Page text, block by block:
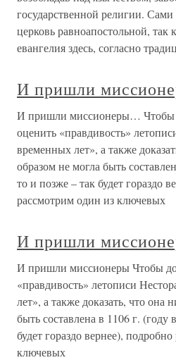
государственной религии.
церковь равноапостольной, так
евангелия здесь, согласно
И пришли
И пришли миссионеры… Чтобы
оценить «правдивость»
временных лет», а также
образом не могла быть
то и позже – так будет гораздо
рассмотрим один из ключевых
И пришли
И пришли миссионеры Чтобы
«правдивость» летописи
лет», а также доказать, что она
быть составлена в 1106 г. (году
будет гораздо вернее),
ключевых